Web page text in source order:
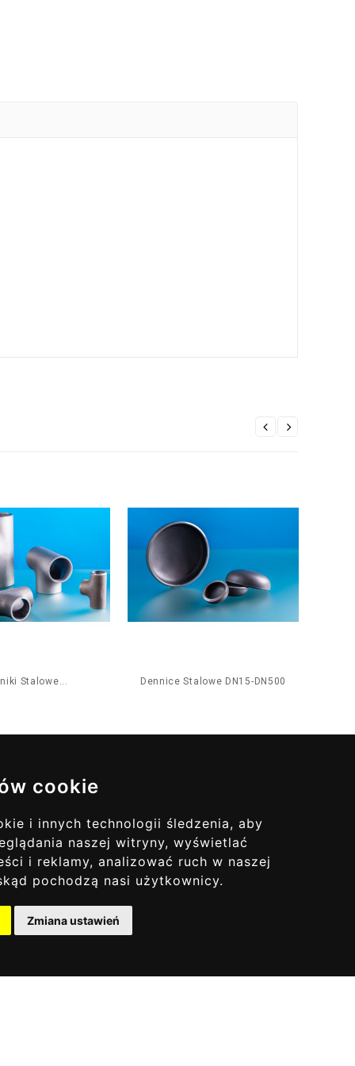
cookie
i innych technologii śledzenia, aby
naszej witryny, wyświetlać
i reklamy, analizować ruch w naszej
pochodzą nasi użytkownicy.
Zmiana ustawień
Stalowe... Dennice Stalowe DN15-DN500
DO NAS